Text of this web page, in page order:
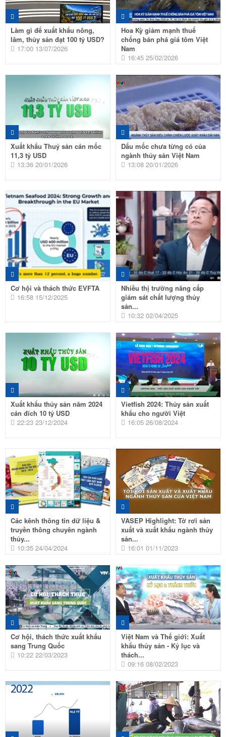
Làm gì để xuất khẩu nông,
lâm, thủy sản đạt 100 tỷ USD?
17:00 13/07/2026
Hoa Kỳ giảm mạnh thuế
chống bán phá giá tôm Việt
Nam
16:45 25/02/2026
Xuất khẩu Thuỷ sản cán mốc
11,3 tỷ USD
13:36 20/01/2026
Dấu mốc chưa từng có của
ngành thủy sản Việt Nam
13:08 20/01/2026
Cơ hội và thách thức EVFTA
16:58 15/12/2025
Nhiều thị trường nâng cấp
giám sát chất lượng thủy
sản...
10:32 02/04/2025
Xuất khẩu thủy sản năm 2024
cán đích 10 tỷ USD
22:23 23/12/2024
Vietfish 2024: Thủy sản xuất
khẩu cho người Việt
16:05 26/08/2024
Các kênh thông tin dữ liệu &
truyền thông chuyên ngành
thủy...
10:35 24/04/2024
VASEP Highlight: Tờ rơi sản
xuất và xuất khẩu ngành thủy
sản...
16:01 01/11/2023
Cơ hội, thách thức xuất khẩu
sang Trung Quốc
10:22 22/03/2023
Việt Nam và Thế giới: Xuất
khẩu thủy sản - Kỷ lục và
thách...
09:16 08/02/2023